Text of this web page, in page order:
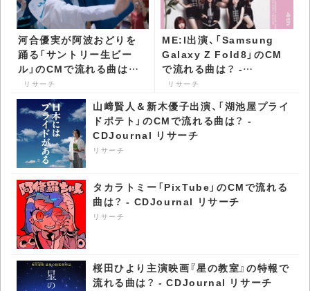
河合優実が阿波おどりを
踊る「サントリー生ビー
ル」のCMで流れる曲は？ -
CDJournal リサーチ
リサーチ
ME:I出演、「Samsung
Galaxy Z Fold8」のCM
で流れる曲は？ -
CDJournal リサーチ
リサーチ
山﨑賢人＆新木優子出演、「湖池屋プライ
ドポテト」のCMで流れる曲は？ -
CDJournal リサーチ
リサーチ
タカラトミー「PixTube」のCMで流れる
曲は？ - CDJournal リサーチ
リサーチ
桜田ひより主演映画『星の教室』の特報で
流れる曲は？ - CDJournal リサーチ